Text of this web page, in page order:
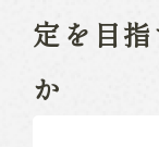
定を目指
か